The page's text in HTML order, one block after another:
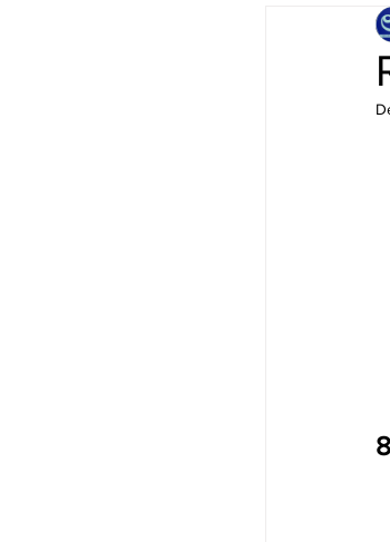
Parutions